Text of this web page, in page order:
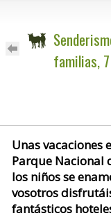
familias,
Unas
Parque Nacional
los niños se
vosotros
fantásticos